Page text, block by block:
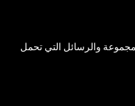
والرسائل التي تحمل